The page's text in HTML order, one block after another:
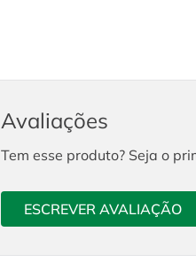
Avaliações
Tem esse produto? Seja o
ESCREVER AVALIAÇÃO